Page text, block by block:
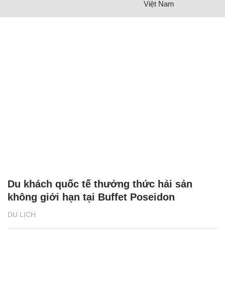
Việt Nam
DU LỊCH
Du khách quốc tế thưởng thức hải sản
không giới hạn tại Buffet Poseidon